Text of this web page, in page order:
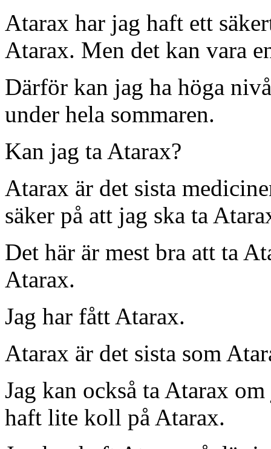
Atarax har jag haft ett
Atarax. Men det kan vara
Därför kan jag ha höga
under hela sommaren.
Kan jag ta Atarax?
Atarax är det sista
säker på att jag ska ta
Det här är mest bra att ta
Atarax.
Jag har fått Atarax.
Atarax är det sista som
Jag kan också ta Atarax
haft lite koll på Atarax.